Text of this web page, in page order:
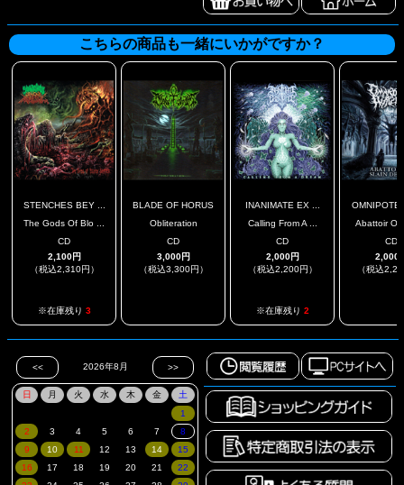
こちらの商品も一緒にいかがですか？
STENCHES BEY ...
The Gods Of Blo ...
CD
2,100円
（税込2,310円）
※在庫残り 3
BLADE OF HORUS
Obliteration
CD
3,000円
（税込3,300円）
INANIMATE EX ...
Calling From A ...
CD
2,000円
（税込2,200円）
※在庫残り 2
Abattoir Of
CD
2,000
（税込